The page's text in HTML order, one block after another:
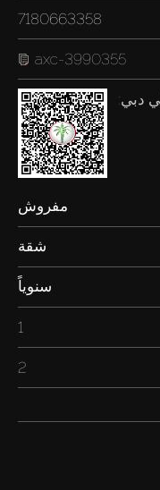
7180663358
axc-3990355
دبي:
مفروش
شقة
سنوياً
1
2